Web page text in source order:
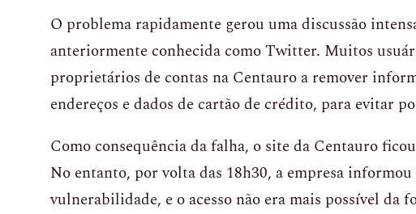
O problema rapidamente gerou uma discussão
anteriormente conhecida como Twitter. Muitos
proprietários de contas na Centauro a remover
endereços e dados de cartão de crédito, para evitar
Como consequência da falha, o site da Centauro
No entanto, por volta das 18h30, a empresa
vulnerabilidade, e o acesso não era mais possível da